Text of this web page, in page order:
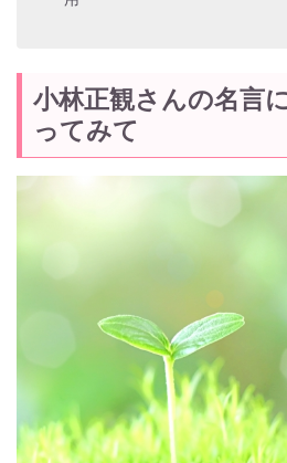
小林正観さんの名言
ってみて